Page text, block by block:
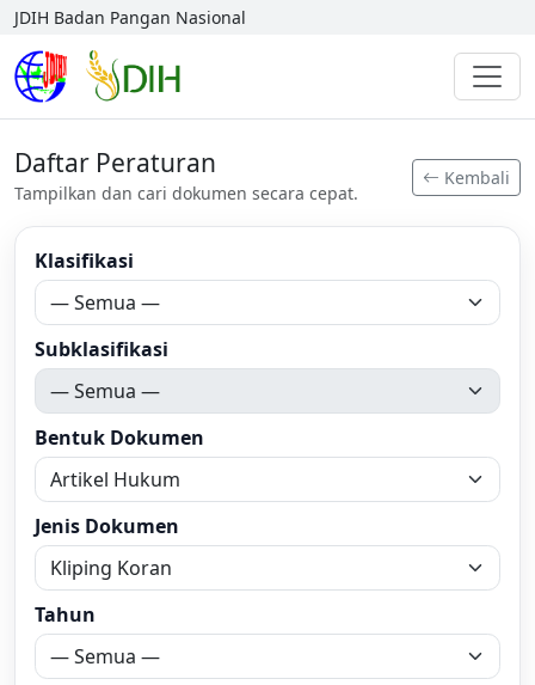
JDIH Badan Pangan Nasional
Daftar Peraturan
Tampilkan dan cari dokumen secara cepat.
Kembali
Klasifikasi
Subklasifikasi
Bentuk Dokumen
Jenis Dokumen
Tahun